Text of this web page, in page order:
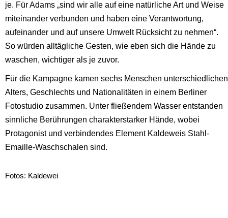
je. Für Adams „sind wir alle auf eine natürliche Art und Weise
miteinander verbunden und haben eine Verantwortung,
aufeinander und auf unsere Umwelt Rücksicht zu nehmen“.
So würden alltägliche Gesten, wie eben sich die Hände zu
waschen, wichtiger als je zuvor.
Für die Kampagne kamen sechs Menschen unterschiedlichen
Alters, Geschlechts und Nationalitäten in einem Berliner
Fotostudio zusammen. Unter fließendem Wasser entstanden
sinnliche Berührungen charakterstarker Hände, wobei
Protagonist und verbindendes Element Kaldeweis Stahl-
Emaille-Waschschalen sind.
Fotos: Kaldewei